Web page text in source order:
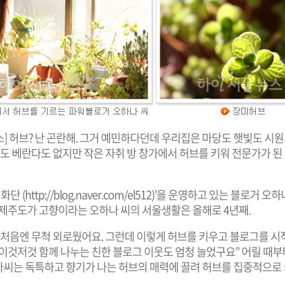
허브? 난 곤란해. 그거 예민하다던데 우리집은 마당도 햇빛도 시
베란다도 없지만 작은 자취 방 창가에서 허브를 키워 전문가가
단 (http://blog.naver.com/el512)’을 운영하고 있는 블로거 오
주도가 고향이라는 오하나 씨의 서울생활은 올해로 4년째.
음엔 무척 외로웠어요. 그런데 이렇게 허브를 키우고 블로그를
것저것 함께 나누는 친한 블로그 이웃도 엄청 늘었구요” 어릴 때
는 독특하고 향기가 나는 허브의 매력에 끌려 허브를 집중적으